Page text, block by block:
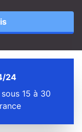
24
15 à 30